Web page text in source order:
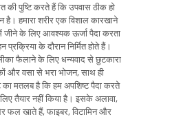
की पुष्टि करते हैं कि उपवास ठीक हो
है। हमारा शरीर एक विशाल कारखाने
जीने के लिए आवश्यक ऊर्जा पैदा करता
के दौरान निर्मित होते हैं।
फैलाने के लिए धन्यवाद से छुटकारा
और वसा से भरा भोजन, साथ ही
मतलब है कि हम अपशिष्ट पैदा करते
तैयार नहीं किया है। इसके अलावा,
खाते हैं, फाइबर, विटामिन और